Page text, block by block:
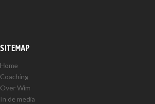
SITEMAP
Home
Coaching
Over Wim
In de media